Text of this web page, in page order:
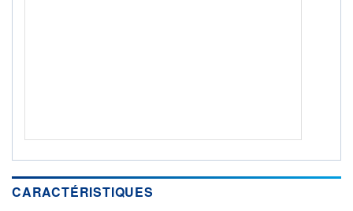
CARACTÉRISTIQUES